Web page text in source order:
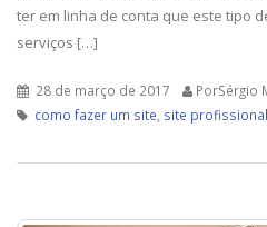
ter em linha de conta que este tipo
serviços […]
28 de março de 2017
PorSérgio
como fazer um site site profissional